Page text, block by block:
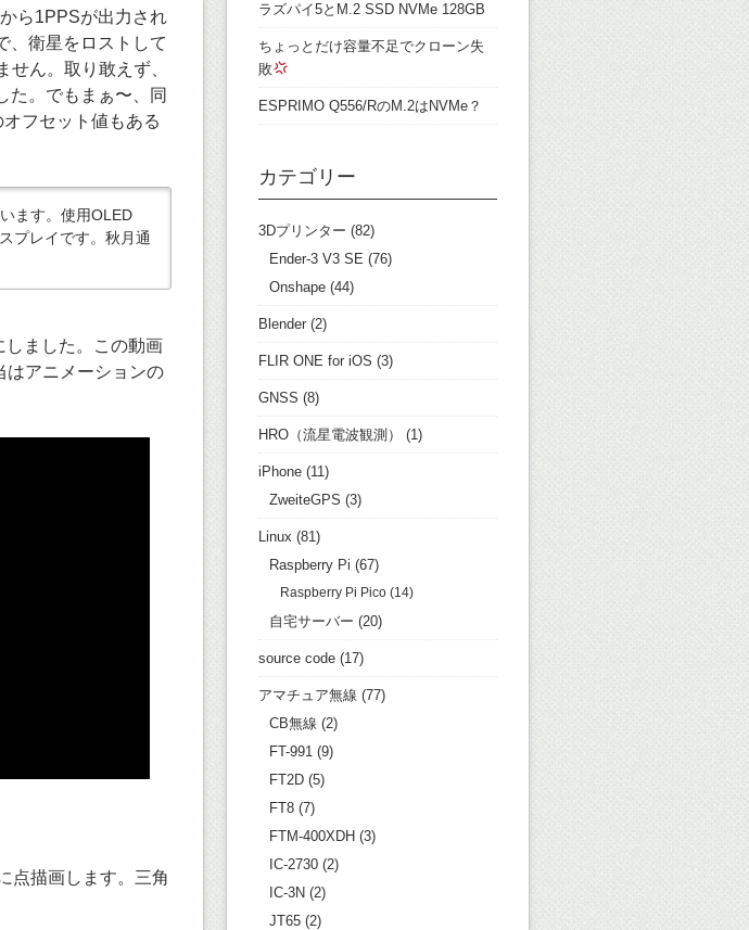
ら1PPSが出力され
、衛星をロストして
ん。取り敢えず、
た。でもまぁ〜、同
フセット値もある
ます。使用OLED
プレイです。秋月通
しました。この動画
はアニメーションの
点描画します。三角
ラズパイ5とM.2 SSD NVMe 128GB
ちょっとだけ容量不足でクローン失
敗
ESPRIMO Q556/RのM.2はNVMe？
カテゴリー
3Dプリンター (82)
Ender-3 V3 SE (76)
Onshape (44)
Blender (2)
FLIR ONE for iOS (3)
GNSS (8)
HRO（流星電波観測） (1)
iPhone (11)
ZweiteGPS (3)
Linux (81)
Raspberry Pi (67)
Raspberry Pi Pico (14)
自宅サーバー (20)
source code (17)
アマチュア無線 (77)
CB無線 (2)
FT-991 (9)
FT2D (5)
FT8 (7)
FTM-400XDH (3)
IC-2730 (2)
IC-3N (2)
JT65 (2)